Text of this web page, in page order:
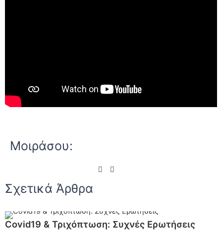
Μοιράσου:
Σχετικά Άρθρα
Covid19 & Τριχόπτωση: Συχνές Ερωτήσεις